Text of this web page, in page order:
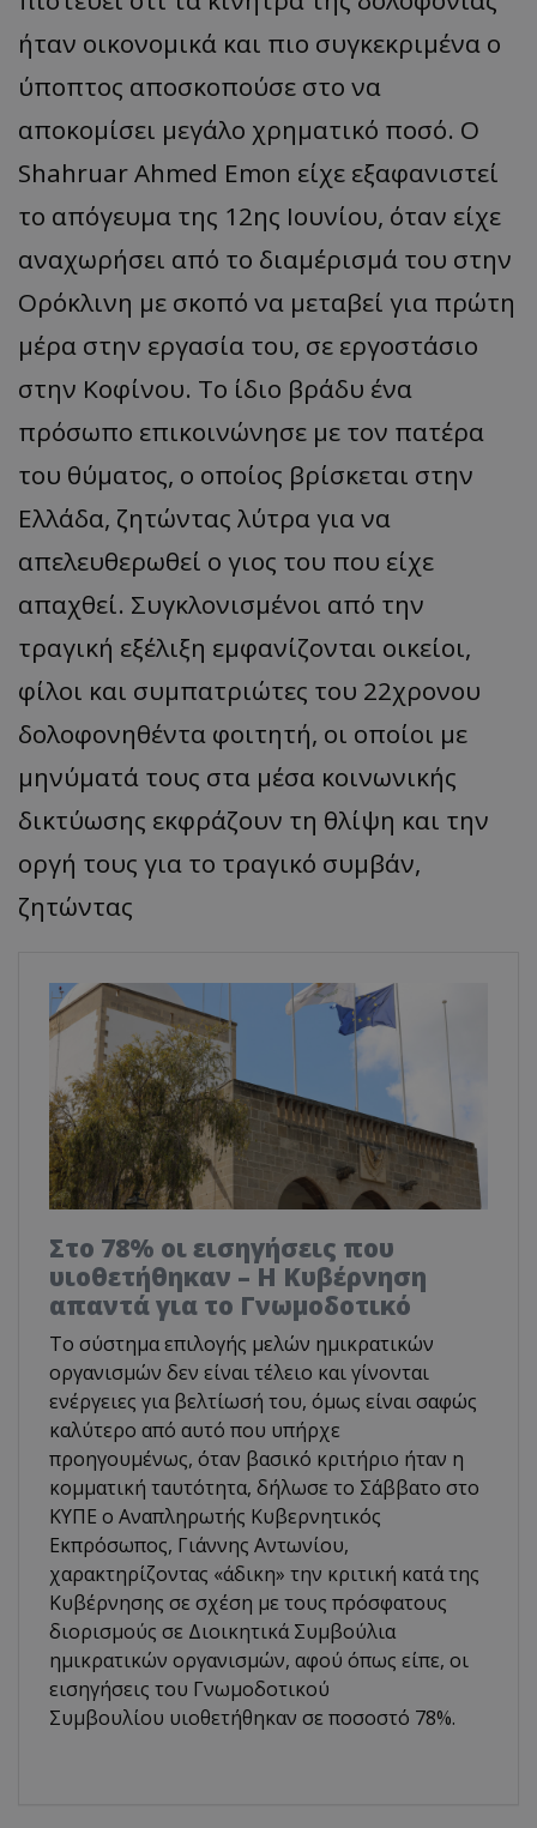
ήταν οικονομικά και πιο συγκεκριμένα ο
ύποπτος αποσκοπούσε στο να
αποκομίσει μεγάλο χρηματικό ποσό. Ο
Shahruar Ahmed Emon είχε εξαφανιστεί
το απόγευμα της 12ης Ιουνίου, όταν είχε
αναχωρήσει από το διαμέρισμά του στην
Ορόκλινη με σκοπό να μεταβεί για πρώτη
μέρα στην εργασία του, σε εργοστάσιο
στην Κοφίνου. Το ίδιο βράδυ ένα
πρόσωπο επικοινώνησε με τον πατέρα
του θύματος, ο οποίος βρίσκεται στην
Ελλάδα, ζητώντας λύτρα για να
απελευθερωθεί ο γιος του που είχε
απαχθεί. Συγκλονισμένοι από την
τραγική εξέλιξη εμφανίζονται οικείοι,
φίλοι και συμπατριώτες του 22χρονου
δολοφονηθέντα φοιτητή, οι οποίοι με
μηνύματά τους στα μέσα κοινωνικής
δικτύωσης εκφράζουν τη θλίψη και την
οργή τους για το τραγικό συμβάν,
ζητώντας
Στο 78% οι εισηγήσεις που
υιοθετήθηκαν – Η Κυβέρνηση
απαντά για το Γνωμοδοτικό
Το σύστημα επιλογής μελών ημικρατικών
οργανισμών δεν είναι τέλειο και γίνονται
ενέργειες για βελτίωσή του, όμως είναι σαφώς
καλύτερο από αυτό που υπήρχε
προηγουμένως, όταν βασικό κριτήριο ήταν η
κομματική ταυτότητα, δήλωσε το Σάββατο στο
ΚΥΠΕ ο Αναπληρωτής Κυβερνητικός
Εκπρόσωπος, Γιάννης Αντωνίου,
χαρακτηρίζοντας «άδικη» την κριτική κατά της
Κυβέρνησης σε σχέση με τους πρόσφατους
διορισμούς σε Διοικητικά Συμβούλια
ημικρατικών οργανισμών, αφού όπως είπε, οι
εισηγήσεις του Γνωμοδοτικού
Συμβουλίου υιοθετήθηκαν σε ποσοστό 78%.